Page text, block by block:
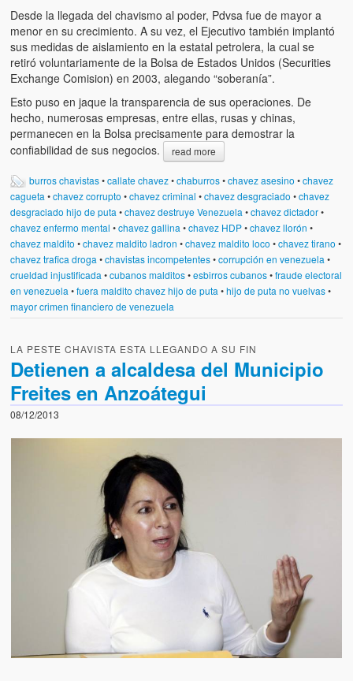
Desde la llegada del chavismo al poder, Pdvsa fue de mayor a
menor en su crecimiento. A su vez, el Ejecutivo también implantó
sus medidas de aislamiento en la estatal petrolera, la cual se
retiró voluntariamente de la Bolsa de Estados Unidos (Securities
Exchange Comision) en 2003, alegando “soberanía”.
Esto puso en jaque la transparencia de sus operaciones. De
hecho, numerosas empresas, entre ellas, rusas y chinas,
permanecen en la Bolsa precisamente para demostrar la
confiabilidad de sus negocios.
read more
burros chavistas•callate chavez•chaburros•chavez asesino •chavez
cagueta •chavez corrupto •chavez criminal •chavez desgraciado •chavez
desgraciado hijo de puta •chavez destruye Venezuela •chavez dictador•
chavez enfermo mental •chavez gallina •chavez HDP•chavez llorón •
chavez maldito •chavez maldito ladron •chavez maldito loco •chavez tirano •
chavez trafica droga •chavistas incompetentes•corrupción en venezuela •
crueldad injustificada •cubanos malditos•esbirros cubanos•fraude electoral
en venezuela •fuera maldito chavez hijo de puta •hijo de puta no vuelvas•
mayor crimen financiero de venezuela
LA PESTE CHAVISTA ESTA LLEGANDO A SU FIN
Detienen a alcaldesa del Municipio
Freites en Anzoátegui
08/12/2013